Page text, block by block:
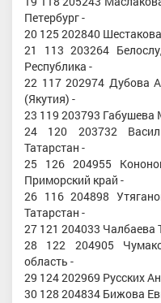
Петербург -
20 125 202840
21 113 203264
Республика -
22 117 202974 Дубова
(Якутия) -
23 119 203793 Габушева
24 120 203732
Татарстан -
25 126 204955
Приморский край -
26 116 204898
Татарстан -
27 121 204033 Чалбаева
28 122 204905
область -
29 124 202969 Русских
30 128 204834 Бижова